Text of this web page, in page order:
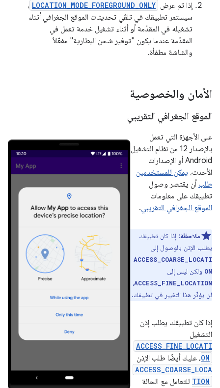
إذا تم عرض LOCATION_MODE_FOREGROUND_ONLY ،
سيستمر تطبيقك في تلقّي تحديثات الموقع الجغرافي أثناء
تشغيله في المقدّمة أو أثناء تشغيل خدمة تعمل في
المقدّمة عندما يكون "توفير شحن البطارية" مفعّلاً
والشاشة مطفأة.
الأمان والخصوصية
الموقع الجغرافي التقريبي
على الأجهزة التي تعمل
بالإصدار 12 من نظام التشغيل
Android أو الإصدارات
الأحدث، يمكن للمستخدمين
طلب أن يقتصر وصول
تطبيقك على معلومات
الموقع الجغرافي التقريبي.
ملاحظة: إذا كان تطبيقك
يطلب الإذن بالوصول إلى
ACCESS_COARSE_LOCATI
ON ولكن ليس إلى
ACCESS_FINE_LOCATION،
لن يؤثّر هذا التغيير في تطبيقك.
إذا كان تطبيقك يطلب إذن
التشغيل
ACCESS_FINE_LOCATI
ON، عليك أيضًا طلب الإذن
ACCESS_COARSE_LOCA
TION للتعامل مع الحالة